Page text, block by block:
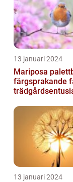
13 januari 2024
Mariposa
färgsprakande
13 januari 2024